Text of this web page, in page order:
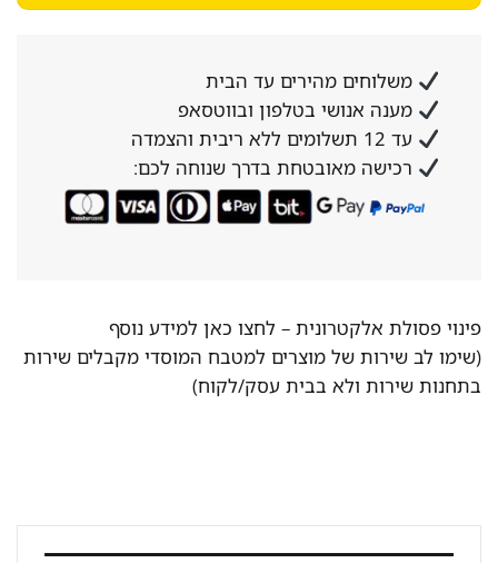
משלוחים מהירים עד הבית
מענה אנושי בטלפון ובווטסאפ
עד 12 תשלומים ללא ריבית והצמדה
רכישה מאובטחת בדרך שנוחה לכם:
פינוי פסולת אלקטרונית –לחצו כאן למידע נוסף
(שימו לב שירות של מוצרים למטבח המוסדי מקבלים שירות
בתחנות שירות ולא בבית עסק/לקוח)